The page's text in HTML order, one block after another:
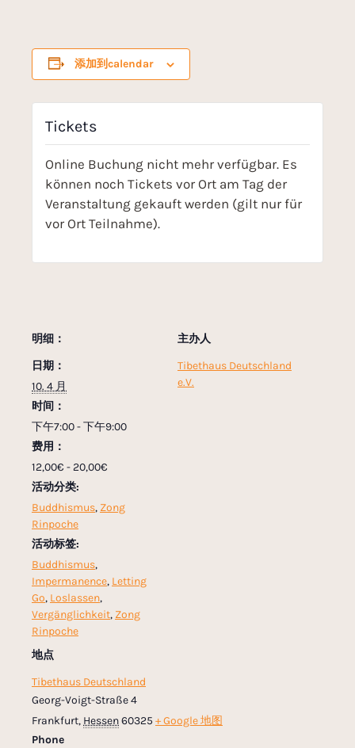
添加到calendar
明细：
日期：
10. 4 月
时间：
下午7:00 - 下午9:00
费用：
12,00€ - 20,00€
活动分类:
Buddhismus, Zong
Rinpoche
活动标签:
Buddhismus,
Impermanence, Letting
Go, Loslassen,
Vergänglichkeit, Zong
Rinpoche
地点
Tibethaus Deutschland
Georg-Voigt-Straße 4
Frankfurt, Hessen60325 + Google 地图
Phone
主办人
Tibethaus Deutschland
e.V.
Tickets
Online Buchung nicht mehr verfügbar. Es
können noch Tickets vor Ort am Tag der
Veranstaltung gekauft werden (gilt nur für
vor Ort Teilnahme).